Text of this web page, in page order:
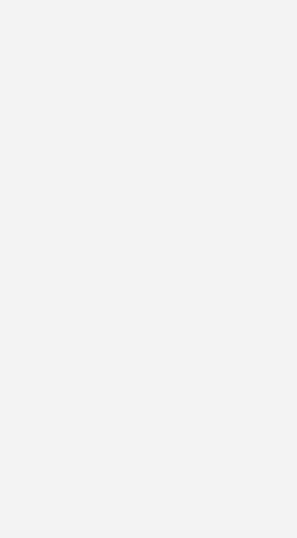
dass die im kommenden Jahr zu
(bzw. das Durchschlagen der
Wirtschaft und Gesellschaft
ab März 2023 (kontingentierte
Jahresverbrauchsprognose, die der
2022 zugrunde gelegt wurde,
indirekt erhaltene Betrag muss
„Rabatt“ soll der Versorger
zur Erstattung in Rechnung gestellt.
72 000 Euro sollen nach den
beide Entlastungsstufen der
steuerfrei bleiben. Bei
die Vergünstigungen als geldwerter
Gasmangel zu